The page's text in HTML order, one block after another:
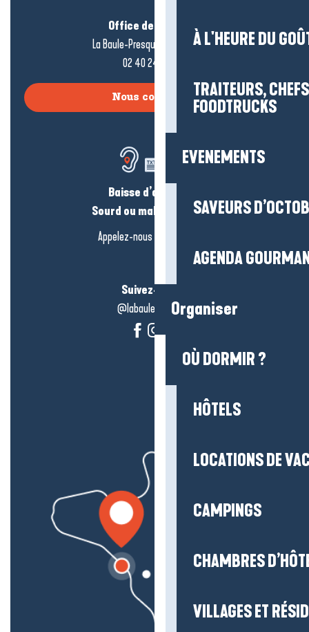
À L'HEURE DU
TRAITEURS,
FOODTRUCKS
EVENEMENTS
SAVEURS
AGENDA
Organiser
OÙ DORMIR ?
HÔTELS
LOCATIONS DE
CAMPINGS
CHAMBRES
VILLAGES ET
Office de tourisme
La Baule-Presqu’île de Guérande
02 40 24 34 44
Nous contacter
Baisse d’audition ?
Sourd ou malentendant ?
Appelez-nous en
Suivez-nous !
@labauleguérande